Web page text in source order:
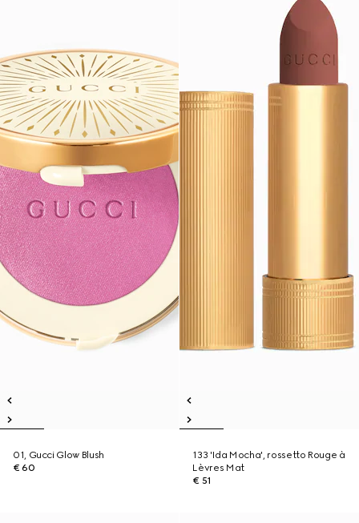
01, Gucci Glow Blush
€ 60
133 'Ida Mocha', rossetto Rouge à
Lèvres Mat
€ 51